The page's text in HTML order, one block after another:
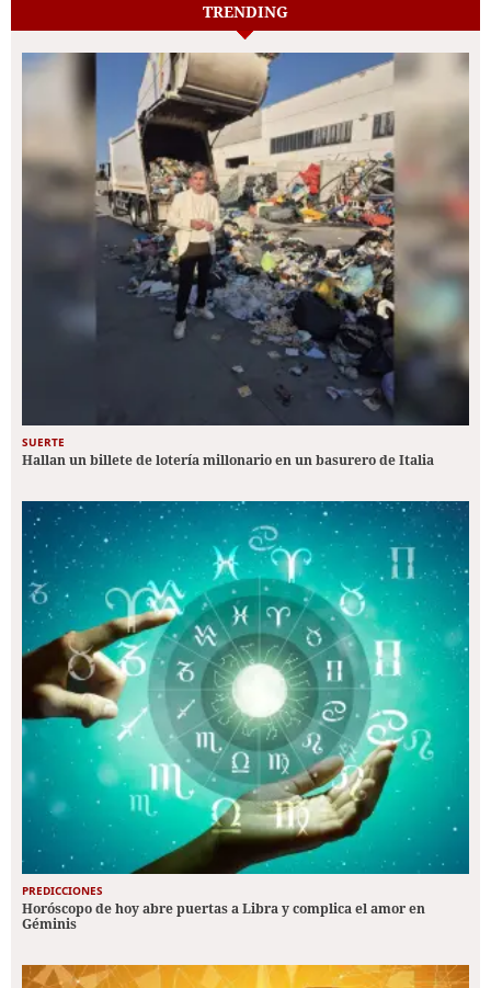
TRENDING
SUERTE
Hallan un billete de lotería millonario en un basurero de Italia
PREDICCIONES
Horóscopo de hoy abre puertas a Libra y complica el amor en
Géminis